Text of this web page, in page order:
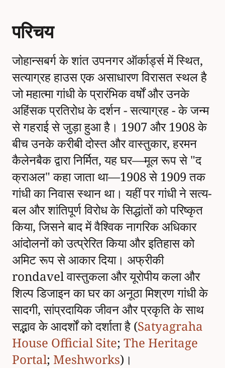
परिचय
जोहान्सबर्ग के शांत उपनगर ऑर्कार्ड्स में स्थित,
सत्याग्रह हाउस एक असाधारण विरासत स्थल है
जो महात्मा गांधी के प्रारंभिक वर्षों और उनके
अहिंसक प्रतिरोध के दर्शन - सत्याग्रह - के जन्म
से गहराई से जुड़ा हुआ है। 1907 और 1908 के
बीच उनके करीबी दोस्त और वास्तुकार, हरमन
कैलेनबैक द्वारा निर्मित, यह घर—मूल रूप से "द
क्राअल" कहा जाता था—1908 से 1909 तक
गांधी का निवास स्थान था। यहीं पर गांधी ने सत्य-
बल और शांतिपूर्ण विरोध के सिद्धांतों को परिष्कृत
किया, जिसने बाद में वैश्विक नागरिक अधिकार
आंदोलनों को उत्प्रेरित किया और इतिहास को
अमिट रूप से आकार दिया। अफ्रीकी
rondavel वास्तुकला और यूरोपीय कला और
शिल्प डिजाइन का घर का अनूठा मिश्रण गांधी के
सादगी, सांप्रदायिक जीवन और प्रकृति के साथ
सद्भाव के आदर्शों को दर्शाता है (Satyagraha
House Official Site; The Heritage
Portal; Meshworks)।